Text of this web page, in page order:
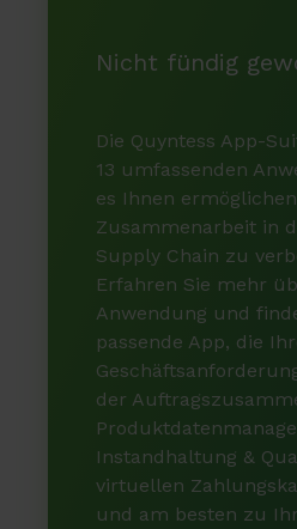
Nicht fündig
Die Quyntess App-
13 umfassenden
es Ihnen
Zusammenarbeit in
Supply Chain zu
Erfahren Sie mehr
Anwendung und
passende App, die
der
Instandhaltung &
virtuellen
und am besten zu